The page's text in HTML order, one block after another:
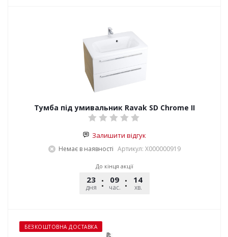
Тумба під умивальник Ravak SD Chrome II
Залишити відгук
Немає в наявності Артикул: X000000919
До кінця акції
23
дня
09
час.
14
хв.
БЕЗКОШТОВНА ДОСТАВКА